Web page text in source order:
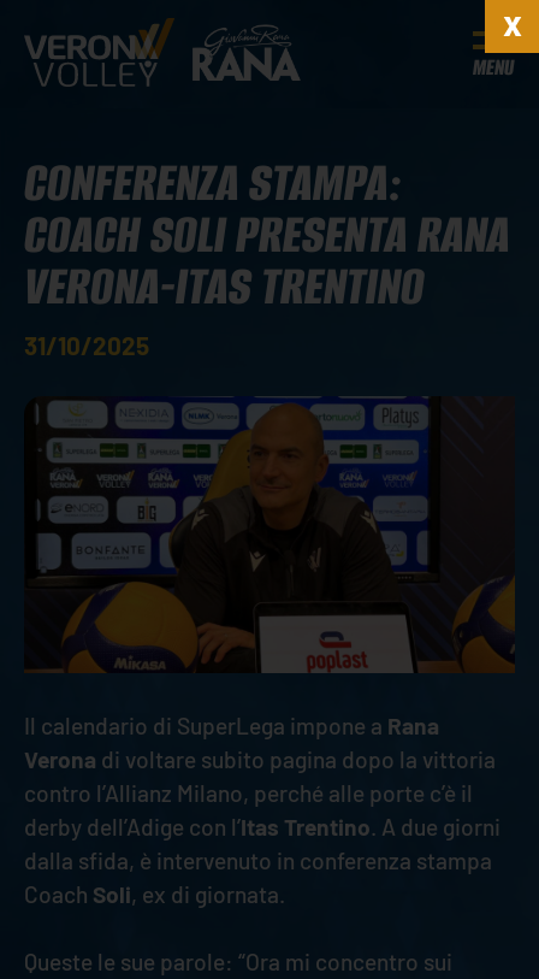
MENU
CONFERENZA STAMPA:
COACH SOLI PRESENTA RANA
VERONA-ITAS TRENTINO
31/10/2025
Il calendario di SuperLega impone a Rana
Verona di voltare subito pagina dopo la vittoria
contro l’Allianz Milano, perché alle porte c’è il
derby dell’Adige con l’Itas Trentino . A due giorni
dalla sfida, è intervenuto in conferenza stampa
Coach Soli, ex di giornata.
Queste le sue parole: “Ora mi concentro sui